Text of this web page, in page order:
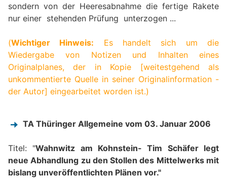
sondern von der Heeresabnahme die fertige Rakete
nur einer stehenden Prüfung unterzogen ...
(Wichtiger Hinweis: Es handelt sich um die
Wiedergabe von Notizen und Inhalten eines
Originalplanes, der in Kopie [weitestgehend als
unkommentierte Quelle in seiner Originalinformation -
der Autor] eingearbeitet worden ist.)
TA Thüringer Allgemeine vom 03. Januar 2006
Titel: "Wahnwitz am Kohnstein- Tim Schäfer legt
neue Abhandlung zu den Stollen des Mittelwerks mit
bislang unveröffentlichten Plänen vor."